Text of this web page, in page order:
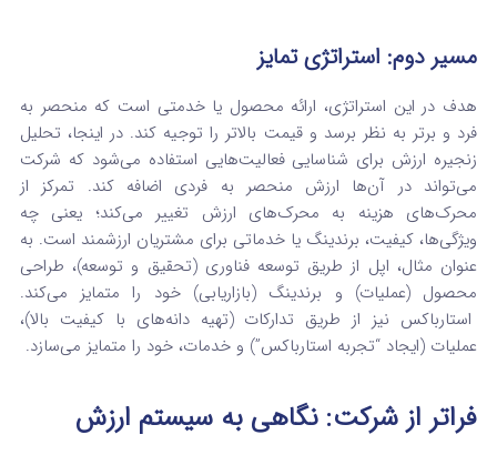
مسیر دوم: استراتژی تمایز
هدف در این استراتژی، ارائه محصول یا خدمتی است که منحصر به
فرد و برتر به نظر برسد و قیمت بالاتر را توجیه کند. در اینجا، تحلیل
زنجیره ارزش برای شناسایی فعالیت‌هایی استفاده می‌شود که شرکت
می‌تواند در آن‌ها ارزش منحصر به فردی اضافه کند. تمرکز از
محرک‌های هزینه به محرک‌های ارزش تغییر می‌کند؛ یعنی چه
ویژگی‌ها، کیفیت، برندینگ یا خدماتی برای مشتریان ارزشمند است. به
عنوان مثال، اپل از طریق توسعه فناوری (تحقیق و توسعه)، طراحی
محصول (عملیات) و برندینگ (بازاریابی) خود را متمایز می‌کند.
استارباکس نیز از طریق تدارکات (تهیه دانه‌های با کیفیت بالا)،
عملیات (ایجاد “تجربه استارباکس”) و خدمات، خود را متمایز می‌سازد.
فراتر از شرکت: نگاهی به سیستم ارزش